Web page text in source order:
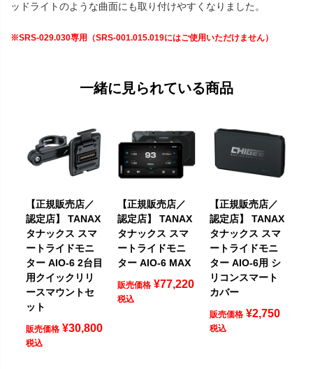
ッドライトのような曲面にも取り付けやすくなりました。
※SRS-029.030専用（SRS-001.015.019にはご使用いただけません）
一緒に見られている商品
【正規販売店／
認定店】 TANAX
タナックス スマ
ートライドモニ
ター AIO-6 2台目
用クイックリリ
ースマウントセ
ット
販売価格 ¥30,800
税込
【正規販売店／
認定店】 TANAX
タナックス スマ
ートライドモニ
ター AIO-6 MAX
販売価格 ¥77,220
税込
【正規販売店／
認定店】 TANAX
タナックス スマ
ートライドモニ
ター AIO-6用 シ
リコンスマート
カバー
販売価格 ¥2,750
税込